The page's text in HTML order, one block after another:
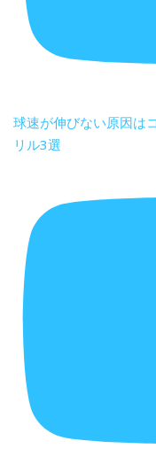
球速が伸びない原因は
リル3選